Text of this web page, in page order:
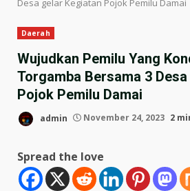
Desa gelar Kegiatan Pojok Pemilu Damai
Daerah
Wujudkan Pemilu Yang
Torgamba Bersama 3
Pojok Pemilu Damai
admin November 24, 2023 2
Spread the love